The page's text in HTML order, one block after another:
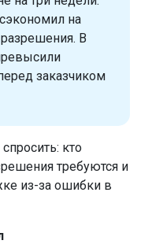
на
В
заказчиком
кто
требуются и
из-за ошибки в